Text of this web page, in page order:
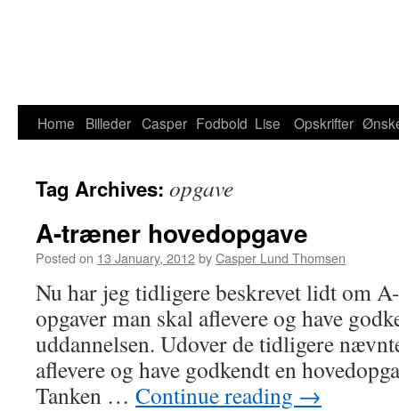
Home Billeder Casper Fodbold Lise Opskrifter
Tag Archives: opgave
A-træner hovedopgave
Posted on 13 January, 2012byCasper Lund Thomsen
Nu har jeg tidligere beskrevet lidt om
opgaver man skal aflevere og have
uddannelsen. Udover de tidligere
aflevere og have godkendt en
Tanken … Continue reading →